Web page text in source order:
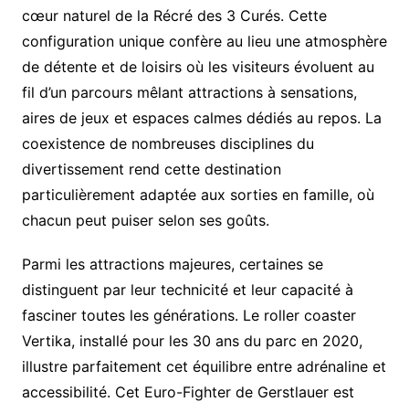
cœur naturel de la Récré des 3 Curés. Cette
configuration unique confère au lieu une atmosphère
de détente et de loisirs où les visiteurs évoluent au
fil d’un parcours mêlant attractions à sensations,
aires de jeux et espaces calmes dédiés au repos. La
coexistence de nombreuses disciplines du
divertissement rend cette destination
particulièrement adaptée aux sorties en famille, où
chacun peut puiser selon ses goûts.
Parmi les attractions majeures, certaines se
distinguent par leur technicité et leur capacité à
fasciner toutes les générations. Le roller coaster
Vertika, installé pour les 30 ans du parc en 2020,
illustre parfaitement cet équilibre entre adrénaline et
accessibilité. Cet Euro-Fighter de Gerstlauer est